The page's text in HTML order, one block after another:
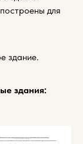
для
здание.
здания: